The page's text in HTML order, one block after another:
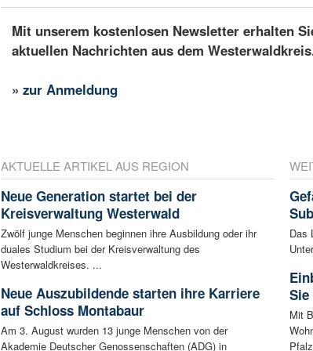
Mit unserem kostenlosen Newsletter erhalten
aktuellen Nachrichten aus dem
»zur Anmeldung
AKTUELLE ARTIKEL AUS REGION
Neue Generation startet bei der
Kreisverwaltung Westerwald
Zwölf junge Menschen beginnen ihre Ausbildung oder ihr
duales Studium bei der Kreisverwaltung des
Westerwaldkreises. ...
Neue Auszubildende starten ihre Karriere
auf Schloss Montabaur
Am 3. August wurden 13 junge Menschen von der
Akademie Deutscher Genossenschaften (ADG) in
Das
Sie
Mit